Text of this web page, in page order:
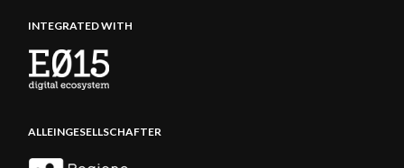
INTEGRATED WITH
ALLEINGESELLSCHAFTER